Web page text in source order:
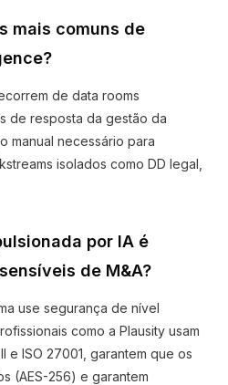
mais comuns de
de data rooms
de resposta da gestão da
manual necessário para
isolados como DD legal,
por IA é
de M&A?
use segurança de nível
como a Plausity usam
e ISO 27001, garantem que os
(AES-256) e garantem